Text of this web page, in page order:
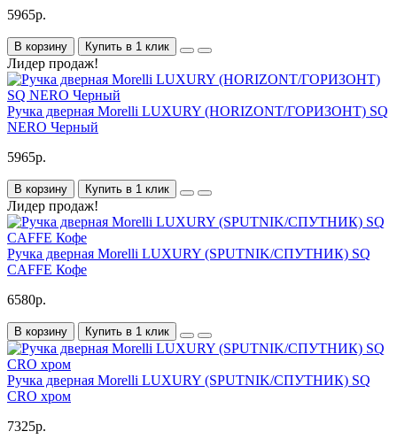
5965р.
В корзину Купить в 1 клик
Лидер продаж!
Ручка дверная Morelli LUXURY (HORIZONT/ГОРИЗОНТ) SQ
NERO Черный
5965р.
В корзину Купить в 1 клик
Лидер продаж!
Ручка дверная Morelli LUXURY (SPUTNIK/СПУТНИК) SQ
CAFFE Кофе
6580р.
В корзину Купить в 1 клик
Ручка дверная Morelli LUXURY (SPUTNIK/СПУТНИК) SQ
CRO хром
7325р.